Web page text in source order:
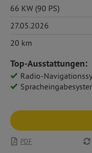
66 KW (90 PS)
27.05.2026
20 km
Top-Ausstattungen:
Radio-
PDF